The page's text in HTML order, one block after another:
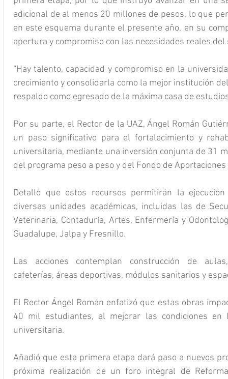
adicional de al menos 20 millones de pesos, lo que
en este esquema durante el presente año, en su
apertura y compromiso con las necesidades reales del
“Hay talento, capacidad y compromiso en la
crecimiento y consolidarla como la mejor institución
respaldo como egresado de la máxima casa de
Por su parte, el Rector de la UAZ, Ángel Román
un paso significativo para el fortalecimiento y
universitaria, mediante una inversión conjunta de 31
del programa peso a peso y del Fondo de
Detalló que estos recursos permitirán la
diversas unidades académicas, incluidas las de
Veterinaria, Contaduría, Artes, Enfermería y
Guadalupe, Jalpa y Fresnillo.
Las acciones contemplan construcción de
cafeterías, áreas deportivas, módulos sanitarios y
El Rector Ángel Román enfatizó que estas obras
40 mil estudiantes, al mejorar las condiciones
universitaria.
Añadió que esta primera etapa dará paso a nuevos
próxima realización de un foro integral de